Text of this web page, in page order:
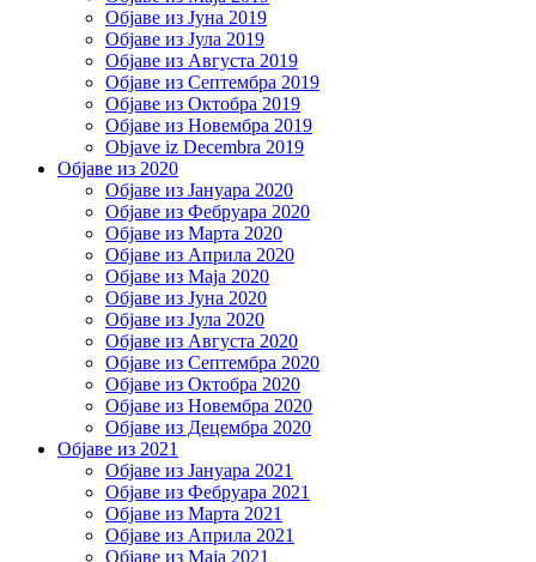
Објаве из Јуна 2019
Објаве из Јула 2019
Објаве из Августа 2019
Објаве из Септембра 2019
Објаве из Октобра 2019
Објаве из Новембра 2019
Objave iz Decembra 2019
Објаве из 2020
Објаве из Јануара 2020
Објаве из Фебруара 2020
Објаве из Марта 2020
Објаве из Априла 2020
Објаве из Маја 2020
Објаве из Јуна 2020
Објаве из Јула 2020
Објаве из Августа 2020
Објаве из Септембра 2020
Објаве из Октобра 2020
Објаве из Новембра 2020
Објаве из Децембра 2020
Објаве из 2021
Објаве из Јануара 2021
Објаве из Фебруара 2021
Објаве из Марта 2021
Објаве из Априла 2021
Објаве из Маја 2021